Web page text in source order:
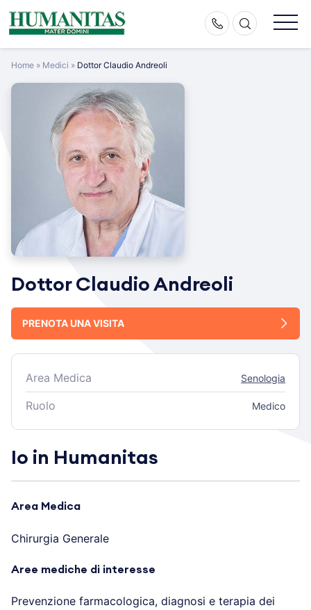
Skip
to
Home » Medici » Dottor Claudio Andreoli
Dottor Claudio Andreoli
PRENOTA UNA VISITA
Area Medica Senologia
Ruolo Medico
Io in Humanitas
Area Medica
Chirurgia Generale
Aree mediche di interesse
Prevenzione farmacologica, diagnosi e terapia dei